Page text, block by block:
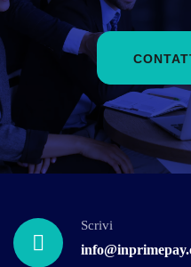
Scrivi